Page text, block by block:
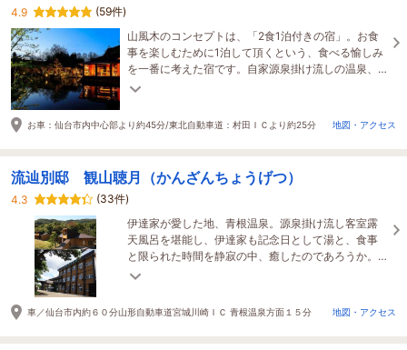
4.9
(59件)
山風木のコンセプトは、「2食1泊付きの宿」。お食
事を楽しむために1泊して頂くという、食べる愉しみ
を一番に考えた宿です。自家源泉掛け流しの温泉、
夕食時のドリンクフリーもご好評をいただいており
お車：仙台市内中心部より約45分/東北自動車道：村田ＩＣより約25分 地図・アクセス
流辿別邸 観山聴月（かんざんちょうげつ）
4.3
(33件)
伊達家が愛した地、青根温泉。源泉掛け流し客室露
天風呂を堪能し、伊達家も記念日として湯と、食事
と限られた時間を静寂の中、癒したのであろうか。
思いが巡る特別な日をお過ごし下さいませ
車／仙台市内約６０分山形自動車道宮城川崎ＩＣ 青根温泉方面１５分 地図・アクセス